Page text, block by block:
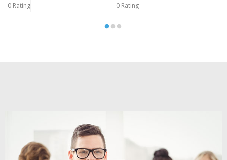
0 Rating 0 Rating